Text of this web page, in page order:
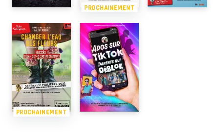
PROCHAINEMENT
PROCHAINEMENT